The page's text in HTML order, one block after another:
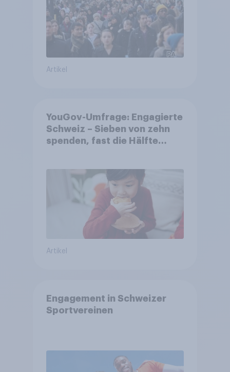
Artikel
YouGov-Umfrage: Engagierte
Schweiz – Sieben von zehn
spenden, fast die Hälfte
Artikel
Engagement in Schweizer
Sportvereinen